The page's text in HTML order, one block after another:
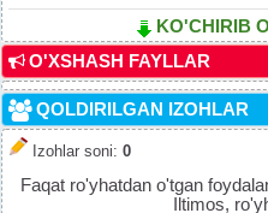
KO'CHIRIB
O'XSHASH FAYLLAR
QOLDIRILGAN IZOHLAR
Izohlar soni: 0
Faqat ro'yhatdan o'tgan
Iltimos,